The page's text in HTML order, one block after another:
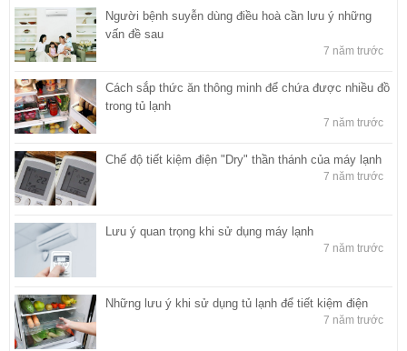
Người bệnh suyễn dùng điều hoà cần lưu ý những
vấn đề sau
7 năm trước
Cách sắp thức ăn thông minh để chứa được nhiều đồ
trong tủ lạnh
7 năm trước
Chế độ tiết kiệm điện "Dry" thần thánh của máy lạnh
7 năm trước
Lưu ý quan trọng khi sử dụng máy lạnh
7 năm trước
Những lưu ý khi sử dụng tủ lạnh để tiết kiệm điện
7 năm trước